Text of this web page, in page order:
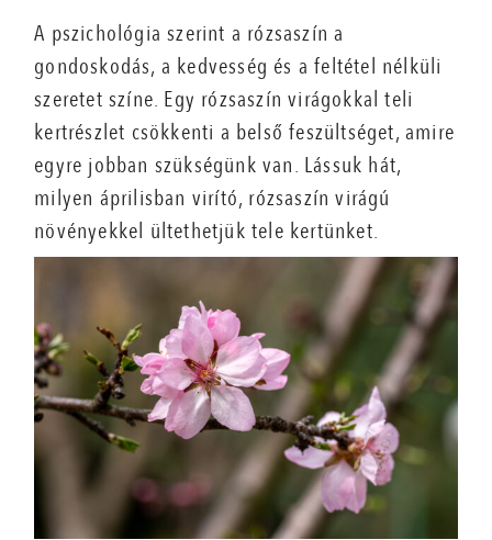
A pszichológia szerint a rózsaszín a
gondoskodás, a kedvesség és a feltétel nélküli
szeretet színe. Egy rózsaszín virágokkal teli
kertrészlet csökkenti a belső feszültséget, amire
egyre jobban szükségünk van. Lássuk hát,
milyen áprilisban virító, rózsaszín virágú
növényekkel ültethetjük tele kertünket.